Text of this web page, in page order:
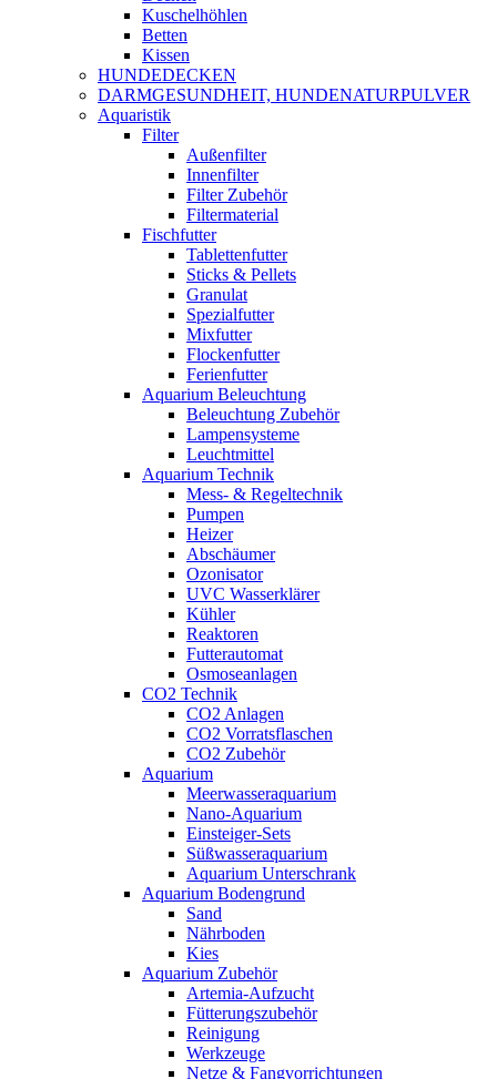
Kuschelhöhlen
Betten
Kissen
HUNDEDECKEN
DARMGESUNDHEIT, HUNDENATURPULVER
Aquaristik
Filter
Außenfilter
Innenfilter
Filter Zubehör
Filtermaterial
Fischfutter
Tablettenfutter
Sticks & Pellets
Granulat
Spezialfutter
Mixfutter
Flockenfutter
Ferienfutter
Aquarium Beleuchtung
Beleuchtung Zubehör
Lampensysteme
Leuchtmittel
Aquarium Technik
Mess- & Regeltechnik
Pumpen
Heizer
Abschäumer
Ozonisator
UVC Wasserklärer
Kühler
Reaktoren
Futterautomat
Osmoseanlagen
CO2 Technik
CO2 Anlagen
CO2 Vorratsflaschen
CO2 Zubehör
Aquarium
Meerwasseraquarium
Nano-Aquarium
Einsteiger-Sets
Süßwasseraquarium
Aquarium Unterschrank
Aquarium Bodengrund
Sand
Nährboden
Kies
Aquarium Zubehör
Artemia-Aufzucht
Fütterungszubehör
Reinigung
Werkzeuge
Netze & Fangvorrichtungen